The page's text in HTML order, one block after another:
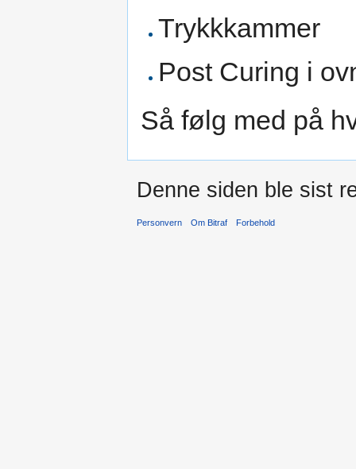
Trykkkammer
Post Curing i
Så følg med på
Denne siden ble sist
Personvern Om Bitraf Forbehold